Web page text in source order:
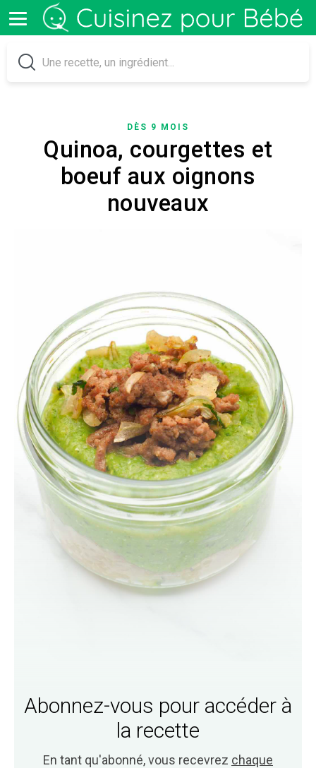
DÈS 9 MOIS
Quinoa, courgettes et
boeuf aux oignons
nouveaux
Abonnez-vous pour accéder à
la recette
En tant qu'abonné, vous recevrez chaque